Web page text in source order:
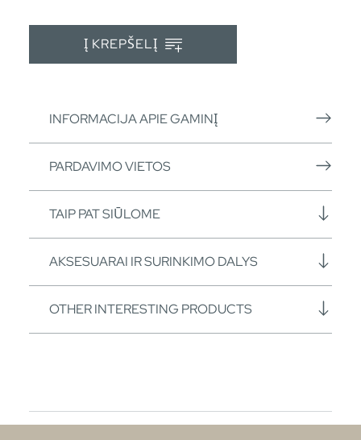
Į KREPŠELĮ
INFORMACIJA APIE GAMINĮ
PARDAVIMO VIETOS
TAIP PAT SIŪLOME
AKSESUARAI IR SURINKIMO DALYS
OTHER INTERESTING PRODUCTS